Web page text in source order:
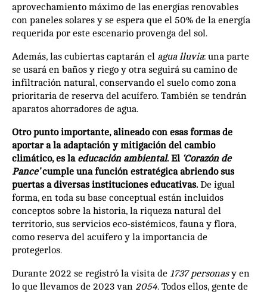
aprovechamiento máximo de las energías renovables
con paneles solares y se espera que el 50% de la energía
requerida por este escenario provenga del sol.
Además, las cubiertas captarán el agua lluvia: una parte
se usará en baños y riego y otra seguirá su camino de
infiltración natural, conservando el suelo como zona
prioritaria de reserva del acuífero. También se tendrán
aparatos ahorradores de agua.
Otro punto importante, alineado con esas formas de
aportar a la adaptación y mitigación del cambio
climático, es la educación ambiental. El ‘Corazón de
Pance’cumple una función estratégica abriendo sus
puertas a diversas instituciones educativas. De igual
forma, en toda su base conceptual están incluidos
conceptos sobre la historia, la riqueza natural del
territorio, sus servicios eco-sistémicos, fauna y flora,
como reserva del acuífero y la importancia de
protegerlos.
Durante 2022 se registró la visita de 1737 personasy en
lo que llevamos de 2023 van 2054. Todos ellos, gente de